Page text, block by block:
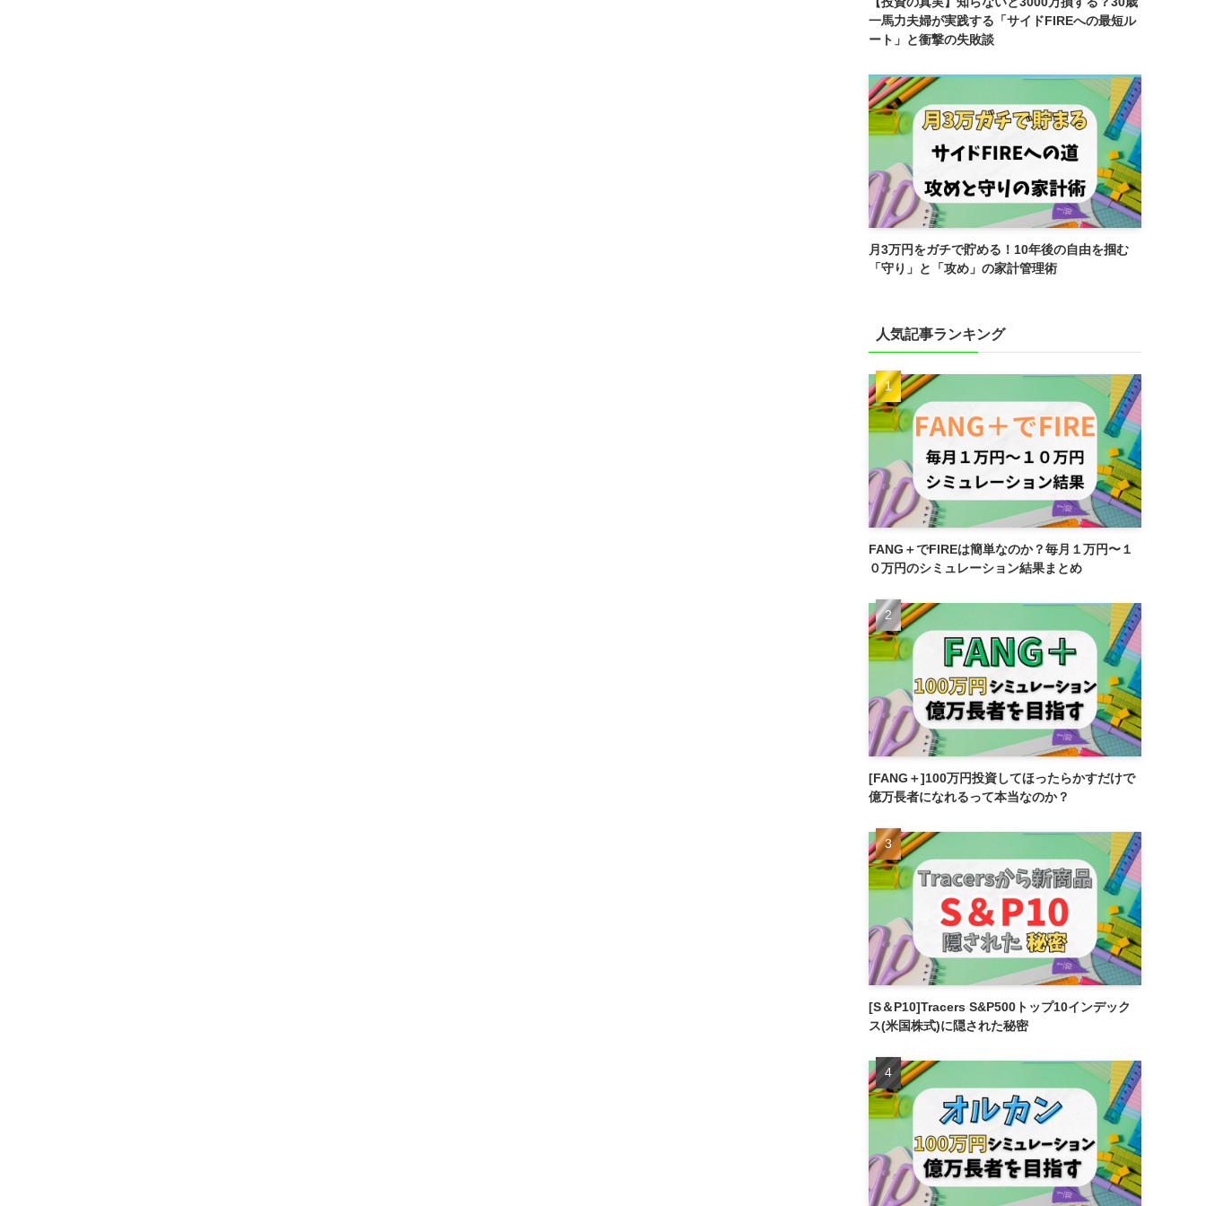
一馬力夫婦が実践する「サイドFIREへの最短ル
ート」と衝撃の失敗談
月3万円をガチで貯める！10年後の自由を掴む
「守り」と「攻め」の家計管理術
人気記事ランキング
FANG＋でFIREは簡単なのか？毎月１万円〜１
０万円のシミュレーション結果まとめ
[FANG＋]100万円投資してほったらかすだけで
億万長者になれるって本当なのか？
[S＆P10]Tracers S&P500トップ10インデック
ス(米国株式)に隠された秘密